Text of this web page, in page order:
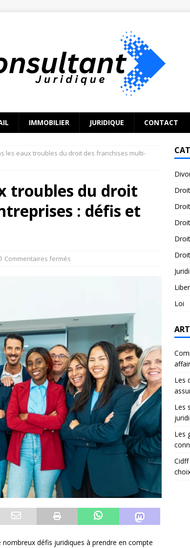
IMMOBILIER JURIDIQUE CONTACT
les eaux troubles du droit des franchises multi-
troubles du droit
: défis et
Commentaires fermés
défis juridiques à prendre en compte
Droit
Loi
Les
Les
Les